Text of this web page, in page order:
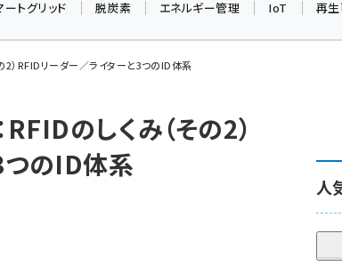
ートグリッド 脱炭素 エネルギー管理 IoT 再
2）RFIDリーダー／ライターと3つのID体系
のしくみ（その2）
つのID体系
人